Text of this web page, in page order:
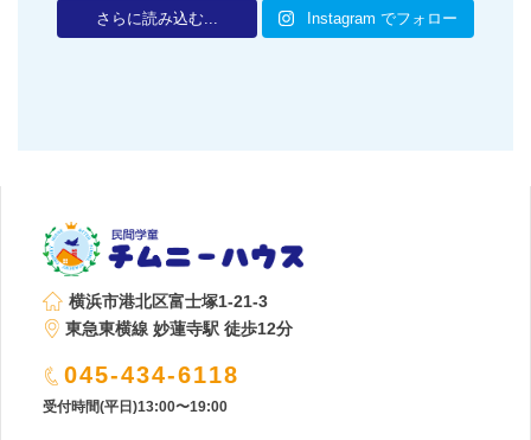
さらに読み込む... Instagram でフォロー
横浜市港北区富士塚1-21-3
東急東横線 妙蓮寺駅 徒歩12分
045-434-6118
受付時間(平日)13:00〜19:00